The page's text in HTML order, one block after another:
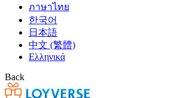
ภาษาไทย
한국어
日本語
中文 (繁體)
Ελληνικά
Back